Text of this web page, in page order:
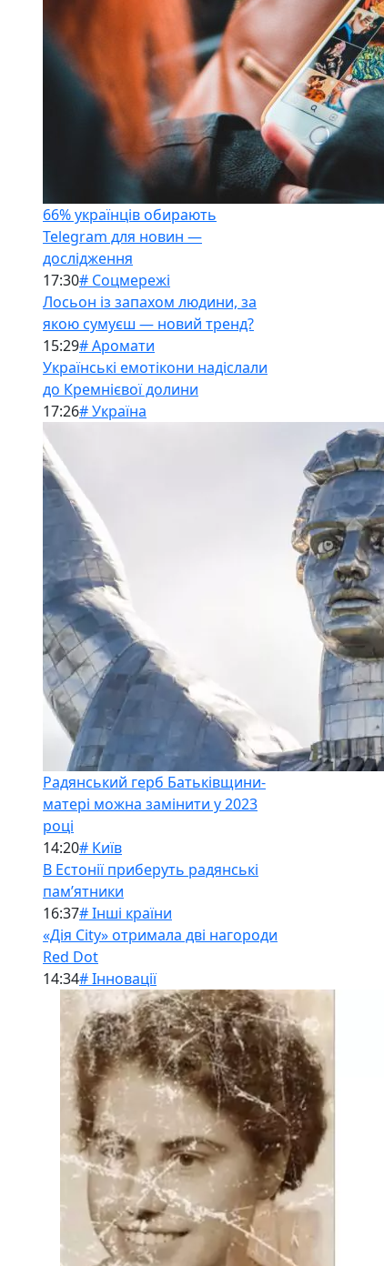
66% українців обирають
Telegram для новин —
дослідження
17:30# Соцмережі
Лосьон із запахом людини, за
якою сумуєш — новий тренд?
15:29# Аромати
Українські емотікони надіслали
до Кремнієвої долини
17:26# Україна
Радянський герб Батьківщини-
матері можна замінити у 2023
році
14:20# Київ
В Естонії приберуть радянські
памʼятники
16:37# Інші країни
«Дія City» отримала дві нагороди
Red Dot
14:34# Інновації